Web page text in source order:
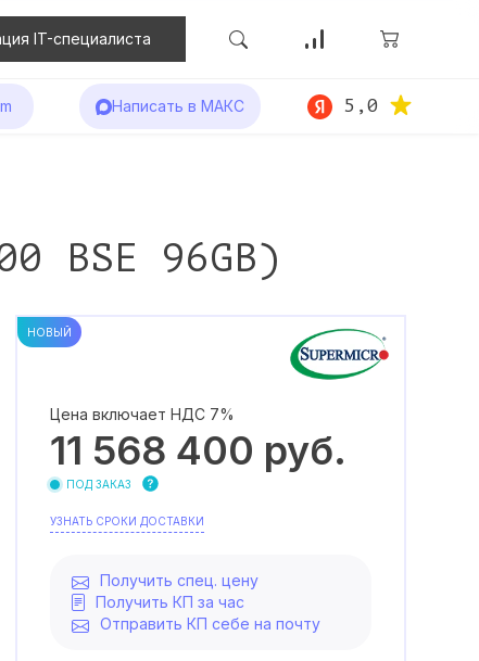
IT-специалиста
Написать в МАКС 5,0
BSE 96GB)
НОВЫЙ
Цена включает НДС 7%
11 568 400 руб.
ПОД ЗАКАЗ
УЗНАТЬ СРОКИ ДОСТАВКИ
Получить спец. цену
Получить КП за час
Отправить КП себе на почту